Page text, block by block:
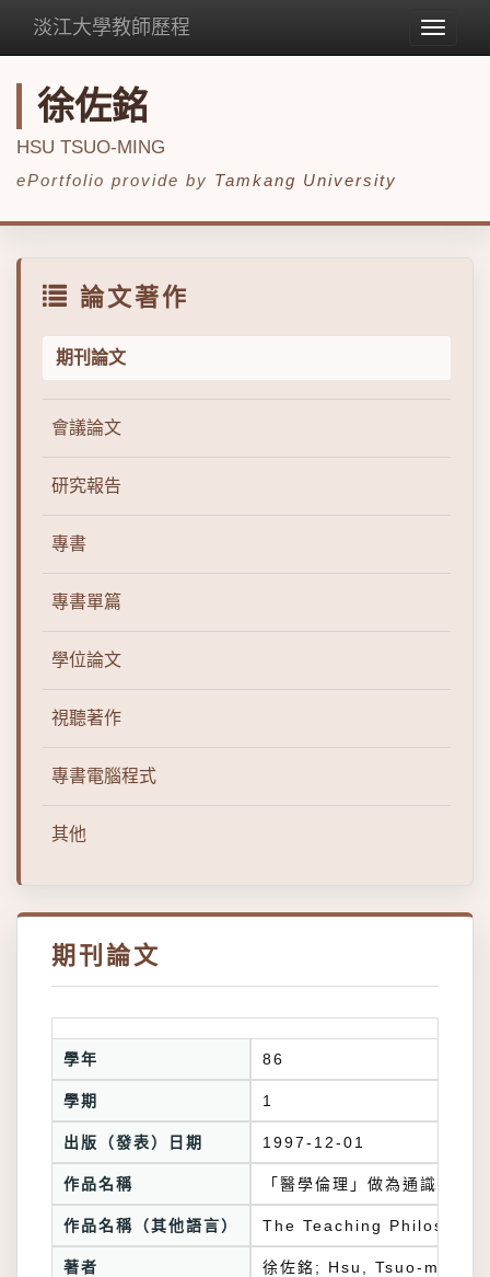
Toggle
淡江大學教師歷程
徐佐銘
HSU TSUO-MING
ePortfolio provide by Tamkang University
論文著作
期刊論文
會議論文
研究報告
專書
專書單篇
學位論文
視聽著作
專書電腦程式
其他
期刊論文
學年 86
學期 1
出版（發表）日期 1997-12-01
作品名稱 「醫學倫理」做為通識教育
作品名稱（其他語言） The Teaching
著者 徐佐銘; Hsu, Tsuo-ming